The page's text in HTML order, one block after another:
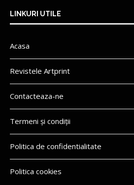
LINKURI UTILE
Acasa
Revistele Artprint
Contacteaza-ne
Termeni și condiții
Politica de confidentialitate
Politica cookies